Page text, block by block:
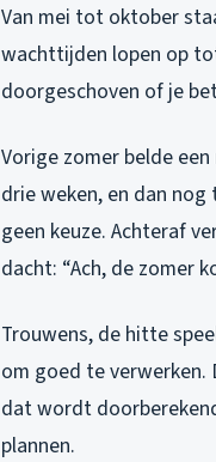
Van mei tot oktober
wachttijden lopen op
doorgeschoven of je
Vorige zomer belde
drie weken, en dan
geen keuze. Achteraf
dacht: “Ach, de zomer
Trouwens, de hitte
om goed te verwerken.
dat wordt
plannen.